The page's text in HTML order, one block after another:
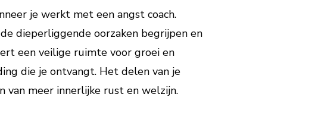
je werkt met een angst coach.
dieperliggende oorzaken begrijpen en
een veilige ruimte voor groei en
die je ontvangt. Het delen van je
van meer innerlijke rust en welzijn.